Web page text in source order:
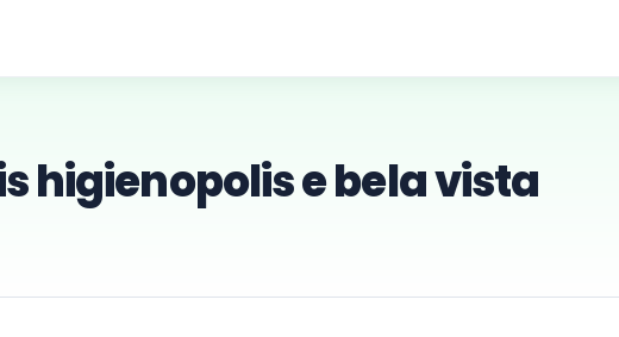
higienopolis e bela vista